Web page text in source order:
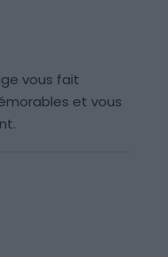
vous fait
et vous